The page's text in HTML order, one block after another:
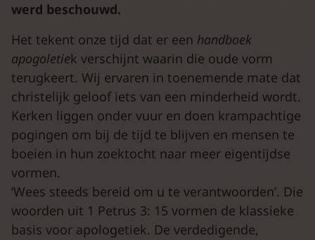
werd beschouwd.
Het tekent onze tijd dat er een handboek
apogoletiek verschijnt waarin die oude vorm
terugkeert. Wij ervaren in toenemende mate dat
christelijk geloof iets van een minderheid wordt.
Kerken liggen onder vuur en doen krampachtige
pogingen om bij de tijd te blijven en mensen te
boeien in hun zoektocht naar meer eigentijdse
vormen.
‘Wees steeds bereid om u te verantwoorden’. Die
woorden uit 1 Petrus 3: 15 vormen de klassieke
basis voor apologetiek. De verdedigende,